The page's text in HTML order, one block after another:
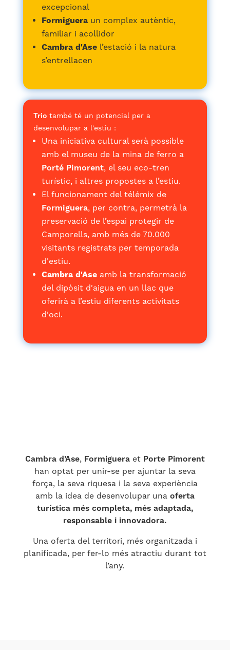
excepcional
Formigueraun complex autèntic,
familiar i acollidor
Cambra d'Asel’estació i la natura
s’entrellacen
Triotambé té un potencial per a
desenvolupar a l'estiu :
Una iniciativa cultural serà possible
amb el museu de la mina de ferro a
Porté Pimorent, el seu eco-tren
turístic, i altres propostes a l’estiu.
El funcionament del télémix de
Formiguera, per contra, permetrà la
preservació de l’espai protegir de
Camporells, amb més de 70.000
visitants registrats per temporada
d'estiu.
Cambra d'Aseamb la transformació
del dipòsit d'aigua en un llac que
oferirà a l’estiu diferents activitats
d'oci.
Cambra d’Ase, Formigueraet Porte Pimorent
han optat per unir-se per ajuntar la seva
força, la seva riquesa i la seva experiència
amb la idea de desenvolupar una oferta
turística més completa, més adaptada,
responsable i innovadora.
Una oferta del territori, més organitzada i
planificada, per fer-lo més atractiu durant tot
l’any.